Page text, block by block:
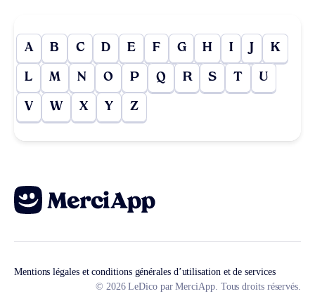
A B C D E F G H I J K
L M N O P Q R S T U
V W X Y Z
Mentions légales et conditions générales d’utilisation et de services
© 2026 LeDico par MerciApp. Tous droits réservés.